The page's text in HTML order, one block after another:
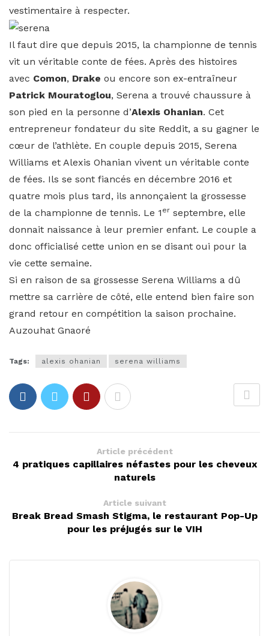
vestimentaire à respecter.
Il faut dire que depuis 2015, la championne de tennis
vit un véritable conte de fées. Après des histoires
avec Comon, Drake ou encore son ex-entraîneur
Patrick Mouratoglou, Serena a trouvé chaussure à
son pied en la personne d’Alexis Ohanian. Cet
entrepreneur fondateur du site Reddit, a su gagner le
cœur de l’athlète. En couple depuis 2015, Serena
Williams et Alexis Ohanian vivent un véritable conte
de fées. Ils se sont fiancés en décembre 2016 et
quatre mois plus tard, ils annonçaient la grossesse
de la championne de tennis. Le 1 er septembre, elle
donnait naissance à leur premier enfant. Le couple a
donc officialisé cette union en se disant oui pour la
vie cette semaine.
Si en raison de sa grossesse Serena Williams a dû
mettre sa carrière de côté, elle entend bien faire son
grand retour en compétition la saison prochaine.
Auzouhat Gnaoré
Tags: alexis ohanian serena williams
Article précédent
4 pratiques capillaires néfastes pour les cheveux
naturels
Article suivant
Break Bread Smash Stigma, le restaurant Pop-Up
pour les préjugés sur le VIH